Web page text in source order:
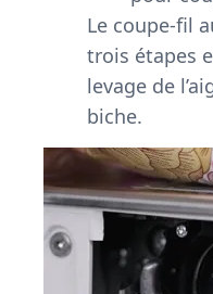
Le coupe-fil
trois étapes
levage de
biche.